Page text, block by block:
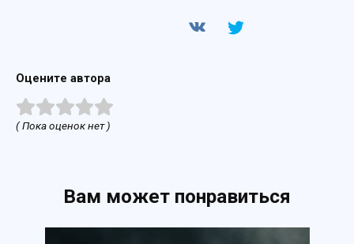
Оцените автора
( Пока оценок нет )
Вам может понравиться